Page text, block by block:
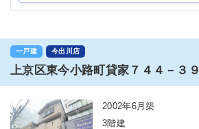
一戸建 今出川店
上京区東今小路町貸家７４４－３９
2002年6月築
3階建